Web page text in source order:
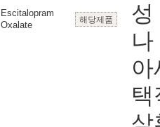
Escitalopram
Oxalate
해당제품
성